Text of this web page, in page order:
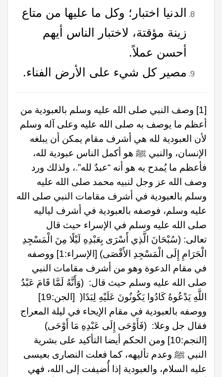
الدنيا اختبار؛ وكل ما عليها من متاع
زينة مؤقتة، لاختبار الناس أيهم
أحسن عملاً.
مصير كل شيء على الأرض الفناء.
[1]
وصف النبي صلى الله عليه وسلم بالعبودية من
أعظم ما يوصف به صلى الله عليه وعلى آله وسلم
لأن العبودية لله هي أشرف مقام يمكن أن يبلغه
الإنسان، والنبي ﷺ هو أكمل الناس عبودية لله،
فأعظم ما يُمدح به هو أنه “عبدٌ لله”.، ولذلك ورد
وصف الله عز وجل لنبيه محمد صلى الله عليه
وسلم بالعبودية في أشرف مقامات النبي صلى الله
عليه وسلم، فوصفه بالعبودية في أشرف لياليه
صلى الله عليه وسلم في الإسراء حيث قال
تعالى: (سُبْحَانَ الَّذِي أَسْرَى بِعَبْدِهِ لَيْلًا مِنَ الْمَسْجِدِ
الْحَرَامِ إِلَى الْمَسْجِدِ الأَقْصَى) [الإسراء:1] ووصفه
في مقام الدعوة وهو من أشرف مقامات النبي
صلى الله عليه وسلم حيث قال: (وَأَنَّهُ لَمَّا قَامَ عَبْدُ
اللَّهِ يَدْعُوهُ كَادُوا يَكُونُونَ عَلَيْهِ لِبَدًا( [الجن:19]
ووصفه بالعبودية في مقام الإيحاء في ليلة المعراج
فقال جل وعلا: (فَأَوْحَى إِلَى عَبْدِهِ مَا أَوْحَى)
[النجم:10] ومن الحكم أيضا التأكيد على بشرية
النبي ﷺ وعدم تأليهه، كما فعلت النصارى بعيسى
عليه السلام، والعبودية إذا أُضيفت إلى الله، فهي